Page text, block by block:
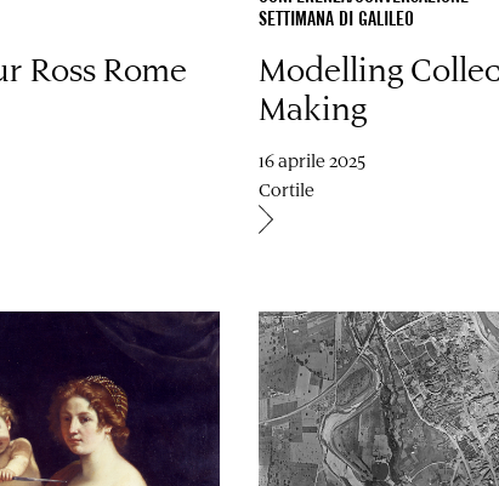
Ross Rome
SETTIMANA DI GALILEO
Modelling
Making
16 aprile 2025
Cortile